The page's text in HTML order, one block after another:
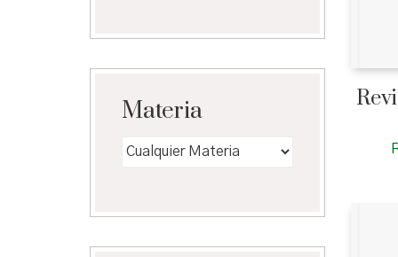
Materia